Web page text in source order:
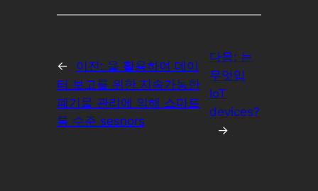
← 이전: 을 활용하여 데이
터 보고를 위한 지속가능한
폐기물 관리에 의해 스마트
통 수준 sesnors
다음: 는
무엇입
IoT
devices?
→